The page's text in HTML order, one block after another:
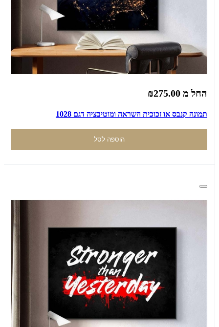
החל מ ₪275.00
תמונה קנבס או זכוכית השראה ומוטיבציה דגם 1028
הוספה לסל